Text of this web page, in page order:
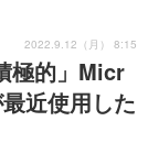
極的」Micr
近使用した
2022.9.12（月） 8:15